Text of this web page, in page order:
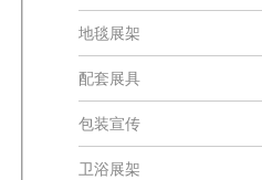
地毯展架
配套展具
包装宣传
卫浴展架